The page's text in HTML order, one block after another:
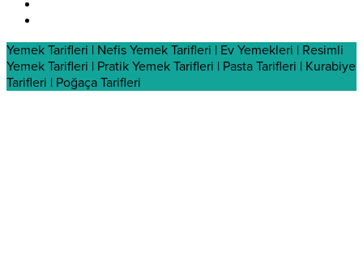
Yemek Tarifleri | Nefis Yemek Tarifleri | Ev Yemekleri | Resimli
Yemek Tarifleri | Pratik Yemek Tarifleri | Pasta Tarifleri | Kurabiye
Tarifleri | Poğaça Tarifleri